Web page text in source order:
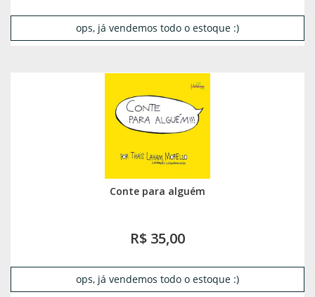
ops, já vendemos todo o estoque :)
Conte para alguém
R$ 35,00
ops, já vendemos todo o estoque :)